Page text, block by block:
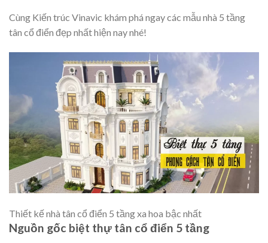
Cùng Kiến trúc Vinavic khám phá ngay các mẫu nhà 5 tầng
tân cổ điển đẹp nhất hiện nay nhé!
Thiết kế nhà tân cổ điển 5 tầng xa hoa bậc nhất
Nguồn gốc biệt thự tân cổ điển 5 tầng